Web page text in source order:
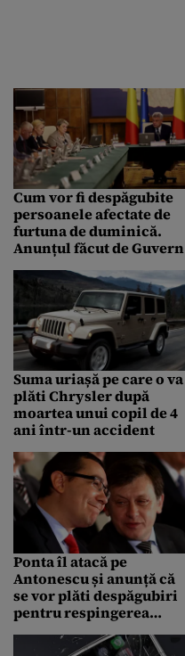
Cum vor fi despăgubite
persoanele afectate de
furtuna de duminică.
Anunțul făcut de Guvern
Suma uriașă pe care o va
plăti Chrysler după
moartea unui copil de 4
ani într-un accident
Ponta îl atacă pe
Antonescu și anunță că
se vor plăti despăgubiri
pentru respingerea
Montana: „O să plătim